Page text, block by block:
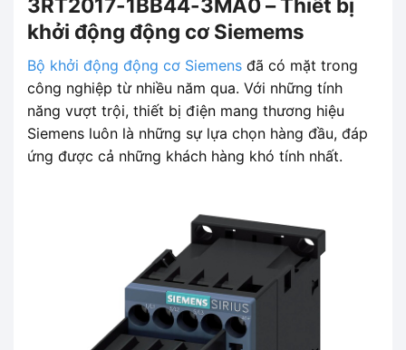
khởi động động cơ Siemems
Bộ khởi động động cơ Siemens đã có mặt trong
công nghiệp từ nhiều năm qua. Với những tính
năng vượt trội, thiết bị điện mang thương hiệu
Siemens luôn là những sự lựa chọn hàng đầu, đáp
ứng được cả những khách hàng khó tính nhất.